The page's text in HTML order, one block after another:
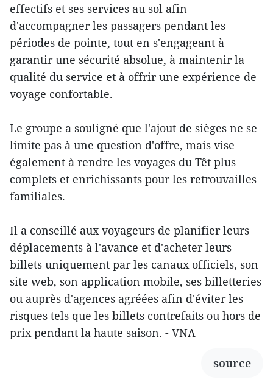
effectifs et ses services au sol afin
d'accompagner les passagers pendant les
périodes de pointe, tout en s'engageant à
garantir une sécurité absolue, à maintenir la
qualité du service et à offrir une expérience de
voyage confortable.
Le groupe a souligné que l'ajout de sièges ne se
limite pas à une question d'offre, mais vise
également à rendre les voyages du Têt plus
complets et enrichissants pour les retrouvailles
familiales.
Il a conseillé aux voyageurs de planifier leurs
déplacements à l'avance et d'acheter leurs
billets uniquement par les canaux officiels, son
site web, son application mobile, ses billetteries
ou auprès d'agences agréées afin d'éviter les
risques tels que les billets contrefaits ou hors de
prix pendant la haute saison. - VNA
source